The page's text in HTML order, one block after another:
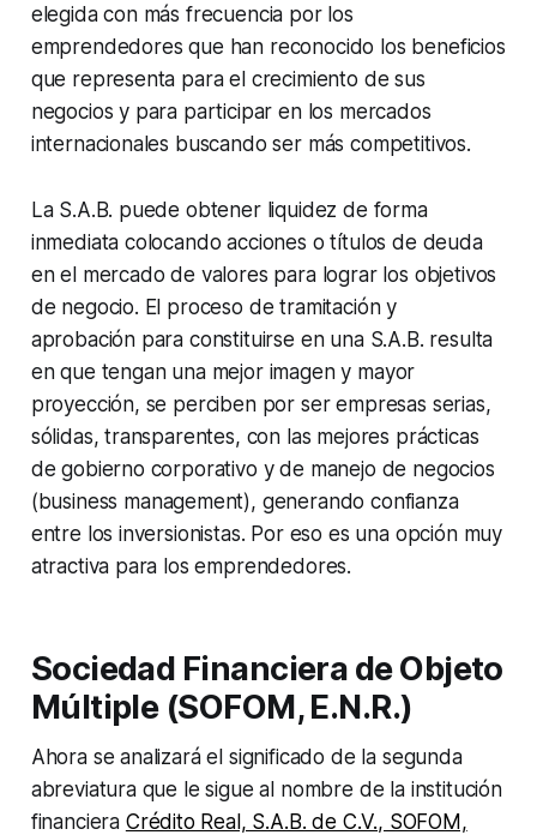
elegida con más frecuencia por los
emprendedores que han reconocido los beneficios
que representa para el crecimiento de sus
negocios y para participar en los mercados
internacionales buscando ser más competitivos.
La S.A.B. puede obtener liquidez de forma
inmediata colocando acciones o títulos de deuda
en el mercado de valores para lograr los objetivos
de negocio. El proceso de tramitación y
aprobación para constituirse en una S.A.B. resulta
en que tengan una mejor imagen y mayor
proyección, se perciben por ser empresas serias,
sólidas, transparentes, con las mejores prácticas
de gobierno corporativo y de manejo de negocios
(business management), generando confianza
entre los inversionistas. Por eso es una opción muy
atractiva para los emprendedores.
Sociedad Financiera de Objeto
Múltiple (SOFOM, E.N.R.)
Ahora se analizará el significado de la segunda
abreviatura que le sigue al nombre de la institución
financiera Crédito Real, S.A.B. de C.V., SOFOM,